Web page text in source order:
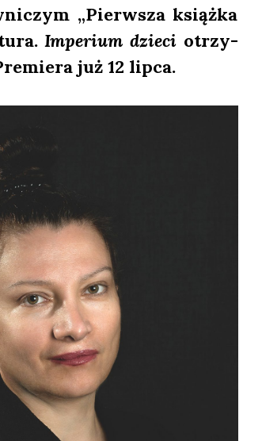
„Pierw­sza książ­ka
Impe­rium dzie­ciotrzy­
już 12 lip­ca.